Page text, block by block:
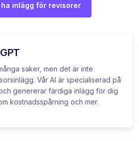
inlägg för revisorer
saker, men det är inte
Vår AI är specialiserad på
genererar färdiga inlägg för dig
kostnadsspårning och mer.